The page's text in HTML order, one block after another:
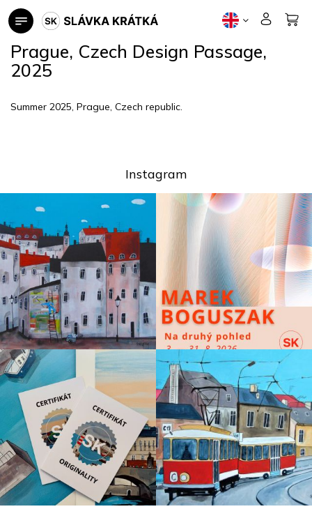
Skip
to
Prague, Czech Design Passage,
2025
Summer 2025, Prague, Czech republic.
Instagram